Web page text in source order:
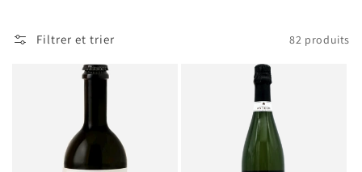
e
Filtrer et trier 82 produits